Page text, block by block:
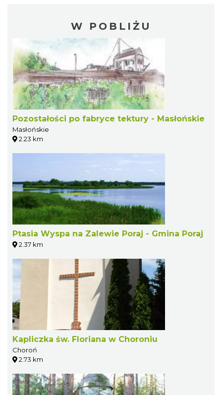
W POBLIŻU
Pozostałości po fabryce tektury - Masłońskie
Masłońskie
2.23 km
Ptasia Wyspa na Zalewie Poraj - Gmina Poraj
2.37 km
Kapliczka św. Floriana w Choroniu
Choroń
2.73 km